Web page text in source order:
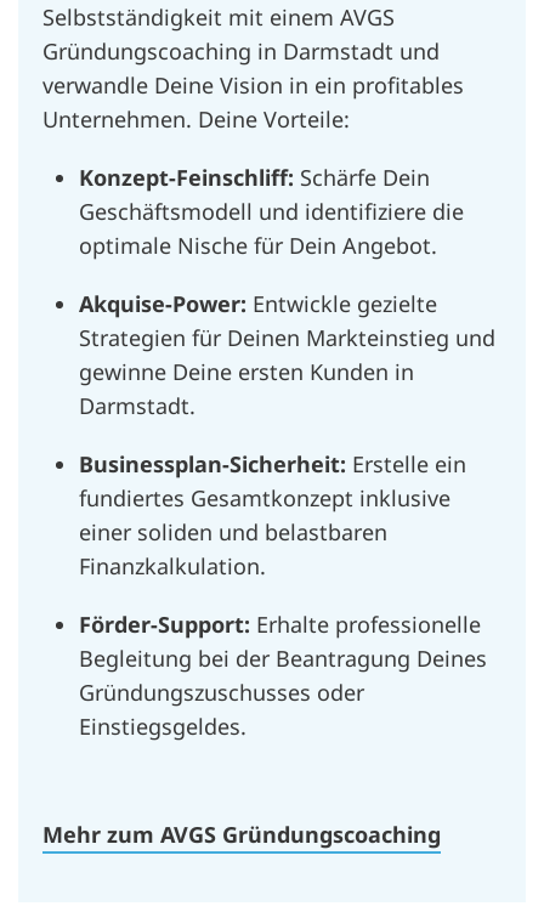
Selbstständigkeit mit einem AVGS
Gründungscoaching in Darmstadt und
verwandle Deine Vision in ein profitables
Unternehmen. Deine Vorteile:
Konzept-Feinschliff: Schärfe Dein
Geschäftsmodell und identifiziere die
optimale Nische für Dein Angebot.
Akquise-Power: Entwickle gezielte
Strategien für Deinen Markteinstieg und
gewinne Deine ersten Kunden in
Darmstadt.
Businessplan-Sicherheit: Erstelle ein
fundiertes Gesamtkonzept inklusive
einer soliden und belastbaren
Finanzkalkulation.
Förder-Support: Erhalte professionelle
Begleitung bei der Beantragung Deines
Gründungszuschusses oder
Einstiegsgeldes.
Mehr zum AVGS Gründungscoaching